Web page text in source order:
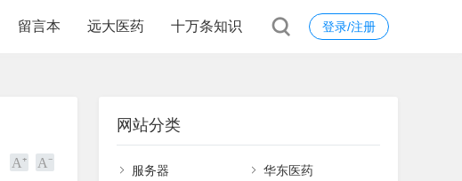
登录/注册
留言本 远大医药 十万条知识
网站分类
服务器 华东医药